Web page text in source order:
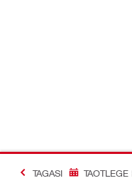
TAGASI